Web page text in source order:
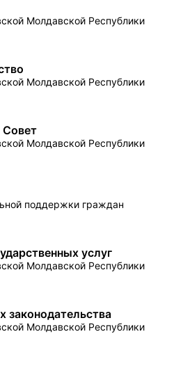
Молдавской Республики
Молдавской Республики
Молдавской Республики
поддержки граждан
услуг
Молдавской Республики
законодательства
Молдавской Республики